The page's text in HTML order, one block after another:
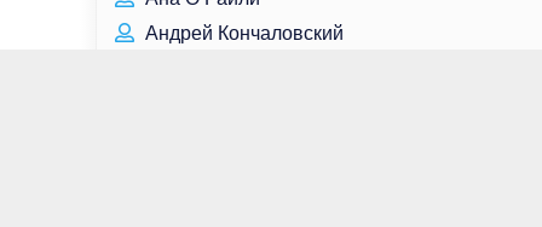
Андрей Кончаловский